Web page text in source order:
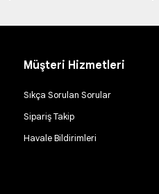
Müşteri Hizmetleri
Sıkça Sorulan Sorular
Sipariş Takip
Havale Bildirimleri